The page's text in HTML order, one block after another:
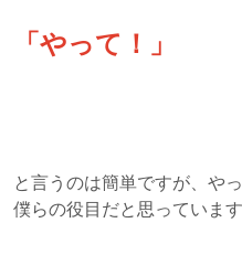
「やって！」
と言うのは簡単ですが、や
僕らの役目だと思っています